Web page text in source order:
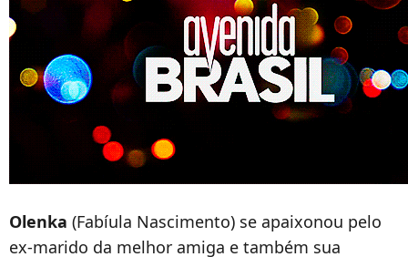
Olenka (Fabíula Nascimento) se apaixonou pelo
ex-marido da melhor amiga e também sua